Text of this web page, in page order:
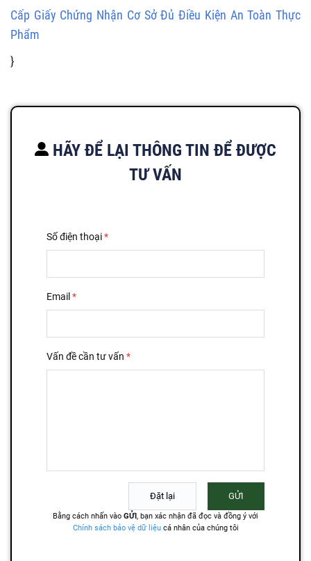
Cấp Giấy Chứng Nhận Cơ Sở Đủ Điều Kiện An Toàn Thực
Phẩm
}
HÃY ĐỂ LẠI THÔNG TIN ĐỂ ĐƯỢC
TƯ VẤN